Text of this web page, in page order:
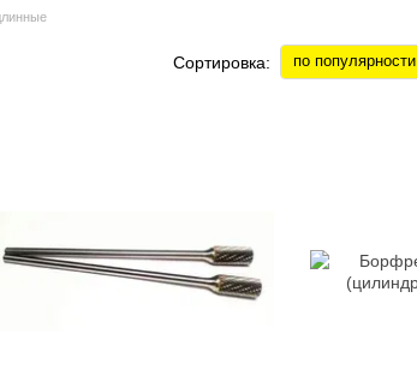
Сортировка: по популярности